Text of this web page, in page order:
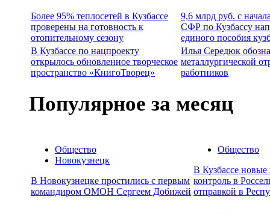
Более 95% теплосетей в Кузбассе
проверены на готовность к
отопительному сезону
9,6 млрд руб. с
СФР по Кузбассу
единого пособия
В Кузбассе по нацпроекту
открылось обновленное творческое
пространство «КнигоТворец»
Илья Середюк
металлургической
работников
Популярное за месяц
Общество
Новокузнецк
В Новокузнецке простились с первым
командиром ОМОН Сергеем Добижей
Общество
В Кузбассе
контроль в
отправкой в